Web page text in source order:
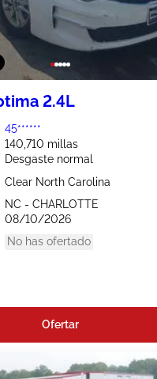
2.4L
45******
140,710 millas
Desgaste normal
Clear North Carolina
NC - CHARLOTTE
08/10/2026
No has ofertado
Ofertar